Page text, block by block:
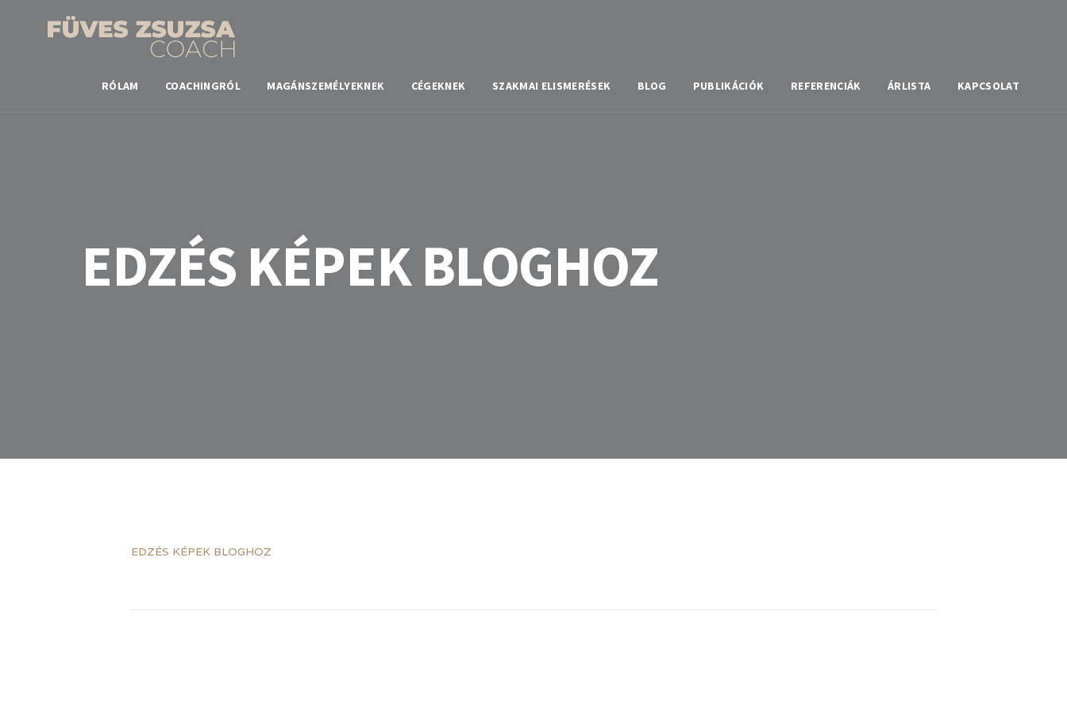
RÓLAM COACHINGRÓL MAGÁNSZEMÉLYEKNEK CÉGEKNEK SZAKMAI ELISMERÉSEK BLOG PUBLIKÁCIÓK REFERENCIÁK ÁRLISTA KAPCSOLAT
EDZÉS KÉPEK BLOGHOZ
EDZÉS KÉPEK BLOGHOZ